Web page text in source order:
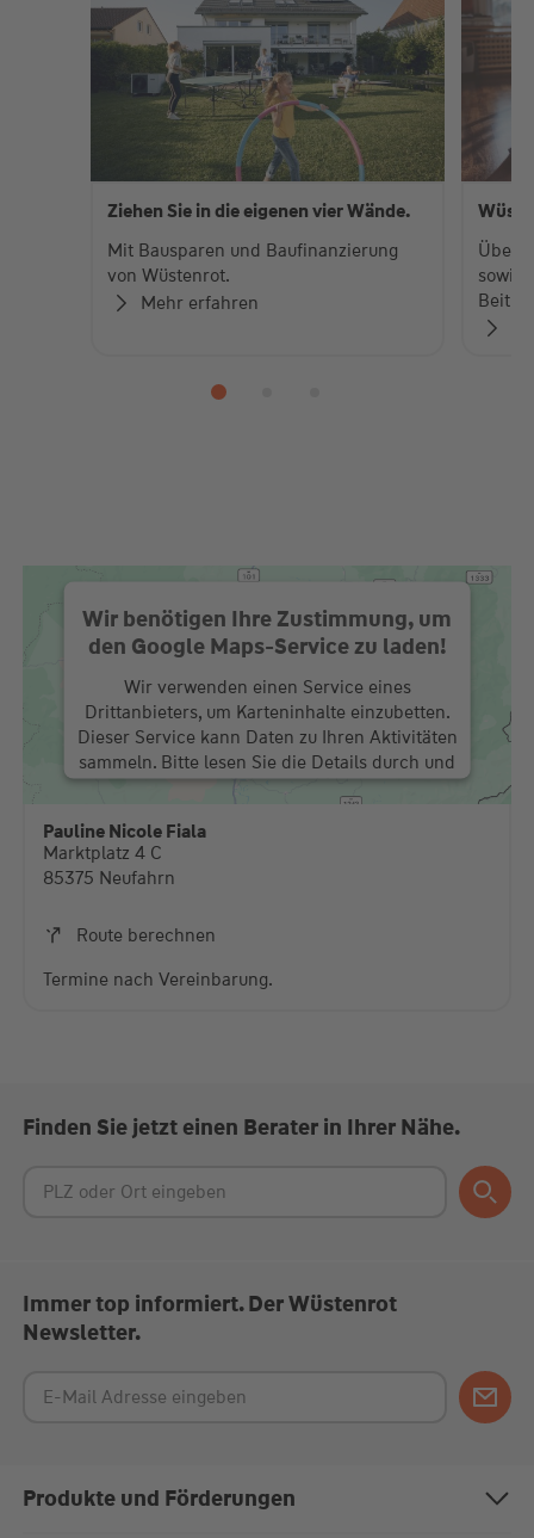
Ziehen Sie in die eigenen vier Wände.
Mit Bausparen und Baufinanzierung
von Wüstenrot.
Mehr erfahren
Über
sowie
Wir benötigen Ihre Zustimmung, um
den Google Maps-Service zu laden!
Wir verwenden einen Service eines
Drittanbieters, um Karteninhalte einzubetten.
Dieser Service kann Daten zu Ihren Aktivitäten
sammeln. Bitte lesen Sie die Details durch und
stimmen Sie der Nutzung des Service zu, um
diese Karte anzuzeigen.
Platform
Pauline Nicole Fiala
Marktplatz 4 C
85375 Neufahrn
Route berechnen
Termine nach Vereinbarung.
Finden Sie jetzt einen Berater in Ihrer Nähe.
Immer top informiert. Der Wüstenrot
Newsletter.
Produkte und Förderungen